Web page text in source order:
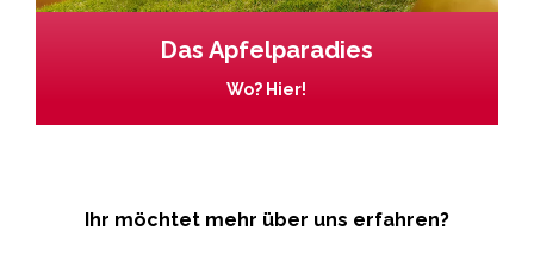
Das Apfelparadies
Wo? Hier!
Ihr möchtet mehr über uns erfahren?